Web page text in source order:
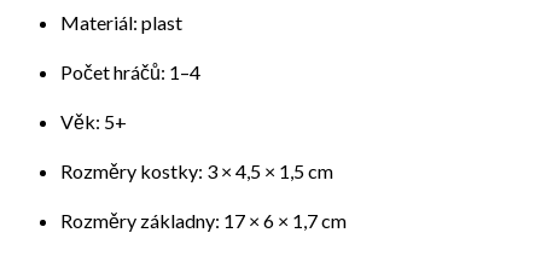
Materiál: plast
Počet hráčů: 1–4
Věk: 5+
Rozměry kostky: 3 × 4,5 × 1,5 cm
Rozměry základny: 17 × 6 × 1,7 cm